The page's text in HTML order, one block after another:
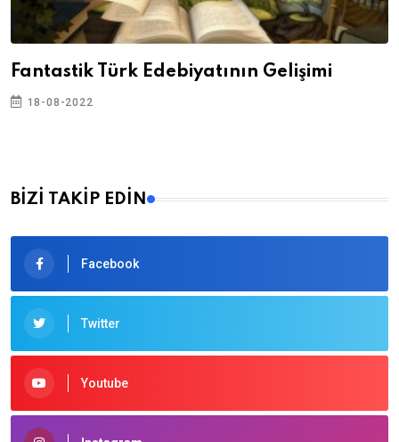
Fantastik Türk Edebiyatının Gelişimi
18-08-2022
BİZİ TAKİP EDİN
Facebook
Twitter
Youtube